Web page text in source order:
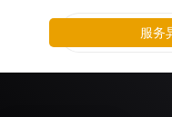
服务